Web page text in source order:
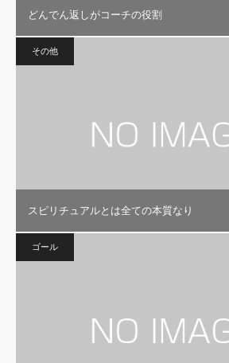
どんでん返しがコーチの役割
その他
スピリチュアルとは全ての本質なり
ゴール